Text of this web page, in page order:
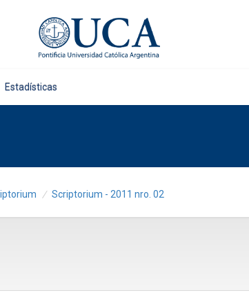
Estadísticas
Scriptorium - 2011 nro. 02